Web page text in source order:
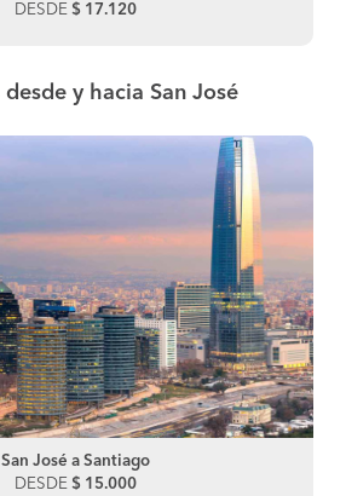
DESDE $ 17.120
desde y hacia San José
San José a Santiago
DESDE $ 15.000